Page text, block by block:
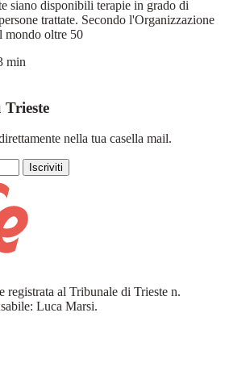
siano disponibili terapie in grado di
trattate. Secondo l'Organizzazione
mondo oltre 50
min
Trieste
nella tua casella mail.
Iscriviti
registrata al Tribunale di Trieste n.
Luca Marsi.